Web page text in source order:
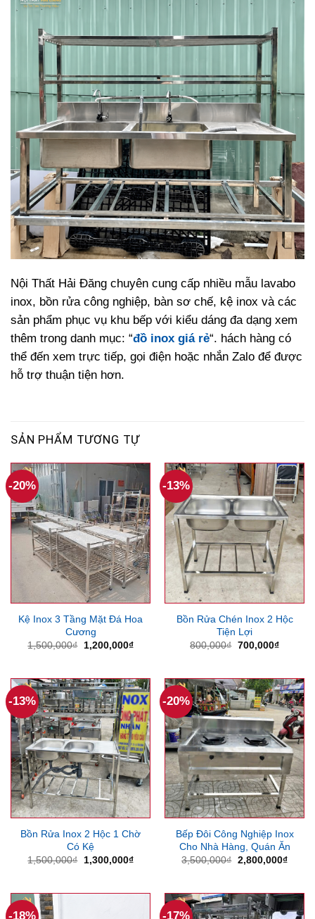
Nội Thất Hải Đăng chuyên cung cấp nhiều mẫu lavabo
inox, bồn rửa công nghiệp, bàn sơ chế, kệ inox và các
sản phẩm phục vụ khu bếp với kiểu dáng đa dạng xem
thêm trong danh mục: “đồ inox giá rẻ“. hách hàng có
thể đến xem trực tiếp, gọi điện hoặc nhắn Zalo để được
hỗ trợ thuận tiện hơn.
SẢN PHẨM TƯƠNG TỰ
-20%
Kệ Inox 3 Tầng Mặt Đá Hoa
Cương
1,500,000₫
Giá
1,200,000₫Giá
1,200,000₫.
-13%
Bồn Rửa Chén Inox 2 Hộc
Tiện Lợi
800,000₫ Giá
700,000₫Giá
-13%
Bồn Rửa Inox 2 Hộc 1 Chờ
Có Kệ
1,500,000₫
Giá
1,300,000₫Giá
1,300,000₫.
-20%
Bếp Đôi Công Nghiệp Inox
Cho Nhà Hàng, Quán Ăn
3,500,000₫ Giá
2,800,000₫Giá
-18% -17%